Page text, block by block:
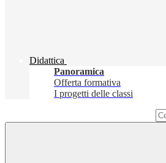
Didattica
Panoramica
Offerta formativa
I progetti delle classi